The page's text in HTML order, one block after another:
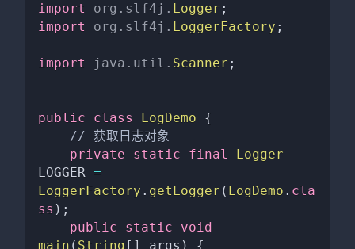
import org . slf4j . Logger ;
import
org . slf4j . LoggerFactory ;
import java . util . Scanner ;
public class LogDemo
{
// 获取日志对象
private
static final
Logger
LOGGER =
LoggerFactory . getLogger ( LogDemo . cla
ss ) ;
public
static
void
main ( String [ ] args )
{